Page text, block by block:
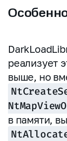
реализует
выше, но
в памяти,